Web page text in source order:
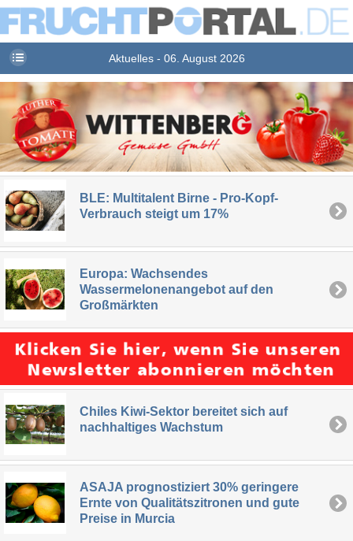
Aktuelles - 06. August 2026
BLE: Multitalent Birne - Pro-Kopf-
Verbrauch steigt um 17%
Europa: Wachsendes
Wassermelonenangebot auf den
Großmärkten
Chiles Kiwi-Sektor bereitet sich auf
nachhaltiges Wachstum
ASAJA prognostiziert 30% geringere
Ernte von Qualitätszitronen und gute
Preise in Murcia